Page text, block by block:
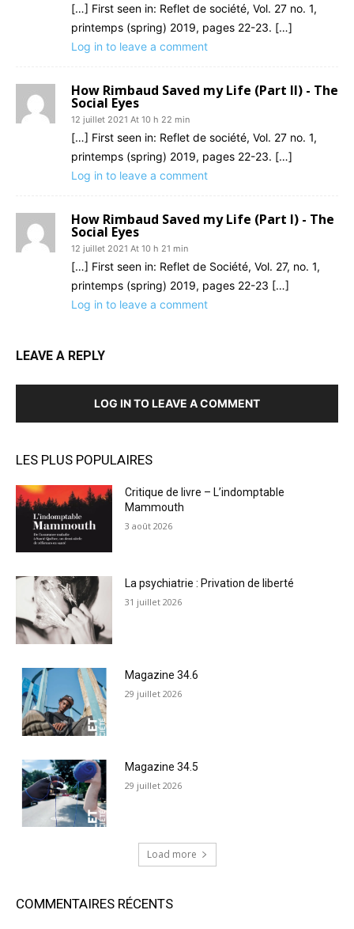
[…] First seen in: Reflet de société, Vol. 27 no. 1,
printemps (spring) 2019, pages 22-23. […]
Log in to leave a comment
How Rimbaud Saved my Life (Part II) - The
Social Eyes
12 juillet 2021 At 10 h 22 min
[…] First seen in: Reflet de société, Vol. 27 no. 1,
printemps (spring) 2019, pages 22-23. […]
Log in to leave a comment
How Rimbaud Saved my Life (Part I) - The
Social Eyes
12 juillet 2021 At 10 h 21 min
[…] First seen in: Reflet de Société, Vol. 27, no. 1,
printemps (spring) 2019, pages 22-23 […]
Log in to leave a comment
LEAVE A REPLY
LOG IN TO LEAVE A COMMENT
LES PLUS POPULAIRES
Critique de livre – L’indomptable
Mammouth
3 août 2026
La psychiatrie : Privation de liberté
31 juillet 2026
Magazine 34.6
29 juillet 2026
Magazine 34.5
29 juillet 2026
Load more
COMMENTAIRES RÉCENTS